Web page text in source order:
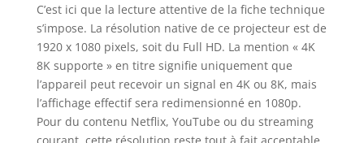
l'appareil. (Distance de vision
optimale : 1,8 m) 【Wi-Fi 6,
Bluetooth 5.4 et Haut-parleur
15W】 Ce mini vidéoprojecteur 4K
avec Wi-Fi 6 Dual-Band (2,4 GHz/5
GHz) offre des transmissions
rapides et une connexion stable.
Même dans les environnements
C’est ici que la lecture attentive de la fiche technique
s’impose. La résolution native de ce projecteur est de
1920 x 1080 pixels, soit du Full HD. La mention « 4K
8K supporte » en titre signifie uniquement que
l’appareil peut recevoir un signal en 4K ou 8K, mais
l’affichage effectif sera redimensionné en 1080p.
Pour du contenu Netflix, YouTube ou du streaming